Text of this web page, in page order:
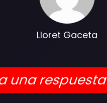
Lloret Gaceta
una respuesta